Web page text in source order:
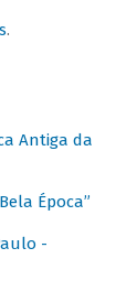
.
Antiga da
Época”
-